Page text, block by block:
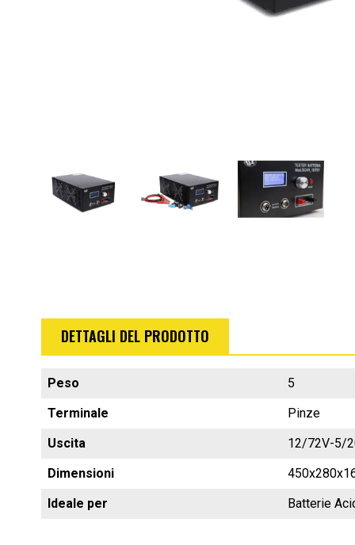
DETTAGLI DEL PRODOTTO
Peso
5
Terminale
Pinze
Uscita
12/72V-5/
Dimensioni
Ideale per
Batterie